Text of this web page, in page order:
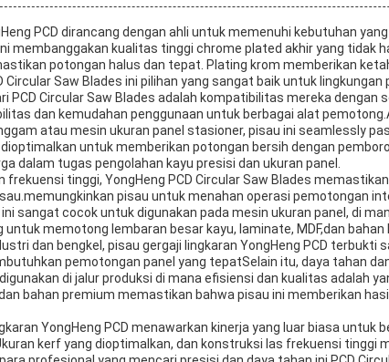
PCD dirancang dengan ahli untuk memenuhi kebutuhan
membanggakan kualitas tinggi chrome plated akhir yang tidak
potongan halus dan tepat. Plating krom memberikan
Circular Saw Blades ini pilihan yang sangat baik untuk
PCD Circular Saw Blades adalah kompatibilitas mereka dengan
dan kemudahan penggunaan untuk berbagai alat
atau mesin ukuran panel stasioner, pisau ini seamlessly
untuk memberikan potongan bersih dengan
dalam tugas pengolahan kayu presisi dan ukuran panel.
frekuensi tinggi, YongHeng PCD Circular Saw Blades
pisau untuk menahan operasi pemotongan
sangat cocok untuk digunakan pada mesin ukuran panel, di
memotong lembaran besar kayu, laminate, MDF,dan bahan
dan bengkel, pisau gergaji lingkaran YongHeng PCD terbukti
pemotongan panel yang tepatSelain itu, daya tahan
di jalur produksi di mana efisiensi dan kualitas adalah
bahan premium memastikan bahwa pisau ini memberikan
YongHeng PCD menawarkan kinerja yang luar biasa untuk
kerf yang dioptimalkan, dan konstruksi las frekuensi tinggi